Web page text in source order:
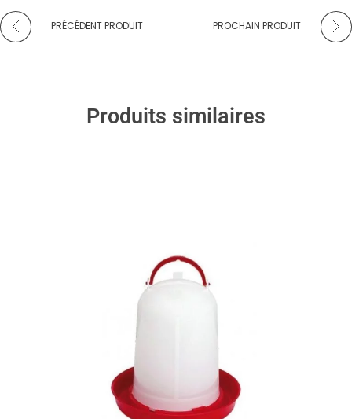
PRÉCÉDENT PRODUIT PROCHAIN PRODUIT
Produits similaires